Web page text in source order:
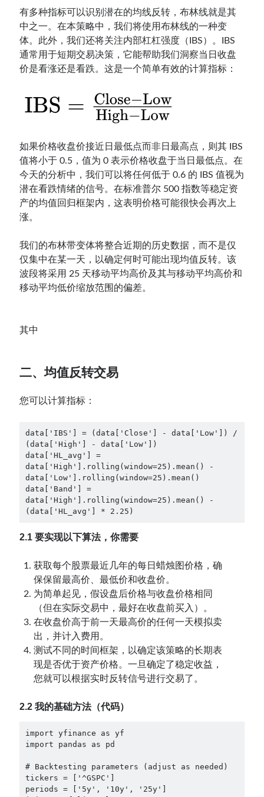
有多种指标可以识别潜在的均线反转，布林线就是其
中之一。在本策略中，我们将使用布林线的一种变
体。此外，我们还将关注内部杠杠强度（IBS）。IBS
通常用于短期交易决策，它能帮助我们洞察当日收盘
价是看涨还是看跌。这是一个简单有效的计算指标：
如果价格收盘价接近日最低点而非日最高点，则其 IBS
值将小于 0.5，值为 0 表示价格收盘于当日最低点。在
今天的分析中，我们可以将任何低于 0.6 的 IBS 值视为
潜在看跌情绪的信号。在标准普尔 500 指数等稳定资
产的均值回归框架内，这表明价格可能很快会再次上
涨。
我们的布林带变体将整合近期的历史数据，而不是仅
仅集中在某一天，以确定何时可能出现均值反转。该
波段将采用 25 天移动平均高价及其与移动平均高价和
移动平均低价缩放范围的偏差。
其中
二、均值反转交易
您可以计算指标：
data['IBS'] = (data['Close'] - data['Low']) /
(data['High'] - data['Low'])
data['HL_avg'] =
data['High'].rolling(window=25).mean() -
data['Low'].rolling(window=25).mean()
data['Band'] =
data['High'].rolling(window=25).mean() -
(data['HL_avg'] * 2.25)
2.1 要实现以下算法，你需要
获取每个股票最近几年的每日蜡烛图价格，确
保保留最高价、最低价和收盘价。
为简单起见，假设盘后价格与收盘价格相同
（但在实际交易中，最好在收盘前买入）。
在收盘价高于前一天最高价的任何一天模拟卖
出，并计入费用。
测试不同的时间框架，以确定该策略的长期表
现是否优于资产价格。一旦确定了稳定收益，
您就可以根据实时反转信号进行交易了。
2.2 我的基础方法（代码）
import yfinance as yf
import pandas as pd
# Backtesting parameters (adjust as needed)
tickers = ['^GSPC']
periods = ['5y', '10y', '25y']